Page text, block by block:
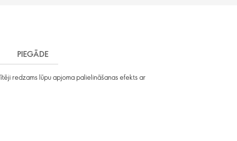
PIEGĀDE
redzams lūpu apjoma palielināšanas efekts ar